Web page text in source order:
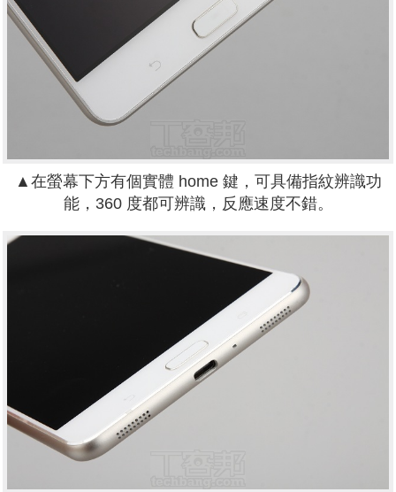
▲在螢幕下方有個實體 home 鍵，可具備指紋辨識功
能，360 度都可辨識，反應速度不錯。